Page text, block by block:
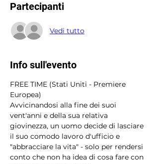
Partecipanti
Vedi tutto
Info sull'evento
FREE TIME (Stati Uniti - Premiere
Europea)
Avvicinandosi alla fine dei suoi
vent'anni e della sua relativa
giovinezza, un uomo decide di lasciare
il suo comodo lavoro d'ufficio e
"abbracciare la vita" - solo per rendersi
conto che non ha idea di cosa fare con